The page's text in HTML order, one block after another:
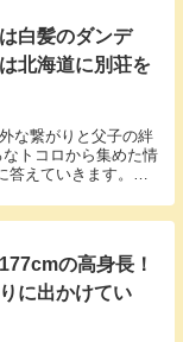
白髪のダンデ
北海道に別荘を
な繋がりと父子の絆
トコロから集めた情
えていきます。
の高身長！
に出かけてい